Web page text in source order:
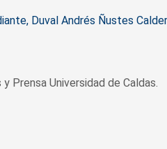
Duval Andrés Ñustes
Prensa Universidad de Caldas.